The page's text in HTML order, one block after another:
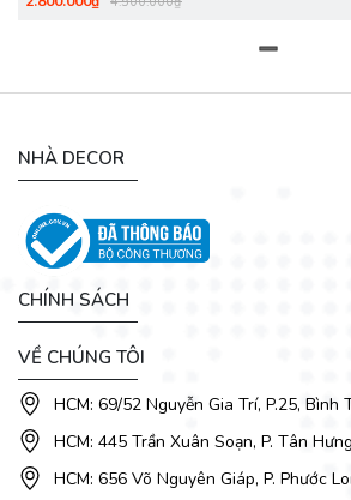
có điểm nhấn, thì DecoViet tin rằng
kiếm. Bàn ăn đá tại DecoViet có
trội. Đây là thiết kế được ưu chuộng và
nay.
NHÀ DECOR
CHÍNH SÁCH
VỀ CHÚNG TÔI
HCM: 69/52 Nguyễn Gia Trí, P.25, Bình
HCM: 445 Trần Xuân Soạn, P. Tân
HCM: 656 Võ Nguyên Giáp, P. Phước